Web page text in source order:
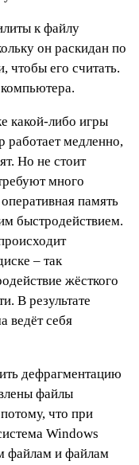
к файлу
он раскидан по
чтобы его считать.
какой-либо игры
медленно,
Но не стоит
много
память
быстродействием.
– так
жёсткого
В результате
ведёт себя
дефрагментацию
файлы
что при
Windows
файлам и файлам